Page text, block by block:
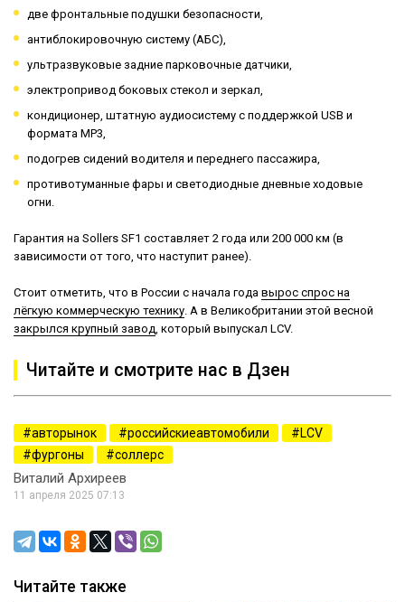
две фронтальные подушки безопасности,
антиблокировочную систему (АБС),
ультразвуковые задние парковочные датчики,
электропривод боковых стекол и зеркал,
кондиционер, штатную аудиосистему с поддержкой USB и
формата MP3,
подогрев сидений водителя и переднего пассажира,
противотуманные фары и светодиодные дневные ходовые
огни.
Гарантия на Sollers SF1 составляет 2 года или 200 000 км (в
зависимости от того, что наступит ранее).
Стоит отметить, что в России с начала года вырос спрос на
лёгкую коммерческую технику. А в Великобритании этой весной
закрылся крупный завод, который выпускал LCV.
Читайте и смотрите нас в Дзен
авторынок российскиеавтомобили
LCV
фургоны
соллерс
Виталий Архиреев
11 апреля 2025 07:13
Читайте также